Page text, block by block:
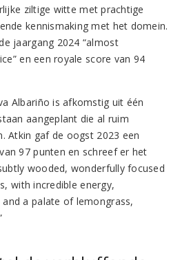
ziltige witte met prachtige
kennismaking met het domein.
jaargang 2024 “almost
en een royale score van 94
Albariño is afkomstig uit één
aangeplant die al ruim
Atkin gaf de oogst 2023 een
97 punten en schreef er het
wooded, wonderfully focused
with incredible energy,
a palate of lemongrass,